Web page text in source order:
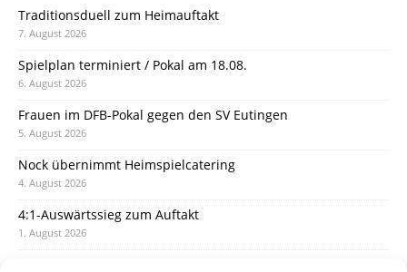
Traditionsduell zum Heimauftakt
7. August 2026
Spielplan terminiert / Pokal am 18.08.
6. August 2026
Frauen im DFB-Pokal gegen den SV Eutingen
5. August 2026
Nock übernimmt Heimspielcatering
4. August 2026
4:1-Auswärtssieg zum Auftakt
1. August 2026